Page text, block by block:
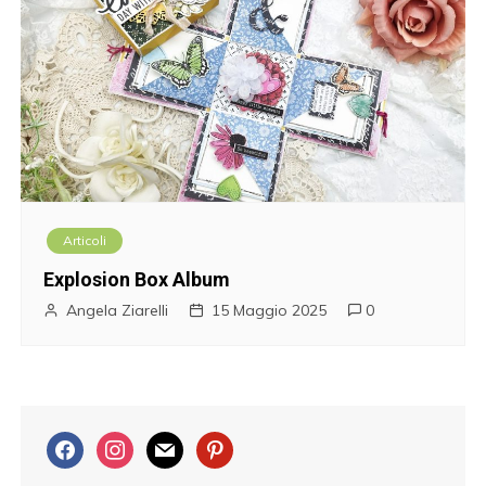
Articoli
Explosion Box Album
Angela Ziarelli 15 Maggio 2025 0
f
a
i
n
m
a
p